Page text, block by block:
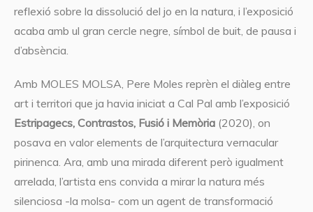
reflexió sobre la dissolució del jo en la natura, i l’exposició
acaba amb ul gran cercle negre, símbol de buit, de pausa i
d’absència.
Amb MOLES MOLSA, Pere Moles reprèn el diàleg entre
art i territori que ja havia iniciat a Cal Pal amb l’exposició
Estripagecs, Contrastos, Fusió i Memòria(2020), on
posava en valor elements de l’arquitectura vernacular
pirinenca. Ara, amb una mirada diferent però igualment
arrelada, l’artista ens convida a mirar la natura més
silenciosa -la molsa- com un agent de transformació